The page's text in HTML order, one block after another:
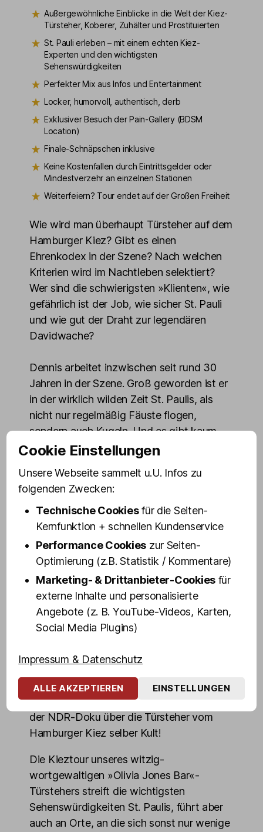
Außergewöhnliche Einblicke in die Welt der Kiez-
Türsteher, Koberer, Zuhälter und Prostituierten
St. Pauli erleben – mit einem echten Kiez-
Experten und den wichtigsten
Sehenswürdigkeiten
Perfekter Mix aus Infos und Entertainment
Locker, humorvoll, authentisch, derb
Exklusiver Besuch der Pain-Gallery (BDSM
Location)
Finale-Schnäpschen inklusive
Keine Kostenfallen durch Eintrittsgelder oder
Mindestverzehr an einzelnen Stationen
Weiterfeiern? Tour endet auf der Großen Freiheit
Wie wird man überhaupt Türsteher auf dem
Hamburger Kiez? Gibt es einen
Ehrenkodex in der Szene? Nach welchen
Kriterien wird im Nachtleben selektiert?
Wer sind die schwierigsten »Klienten«, wie
gefährlich ist der Job, wie sicher St. Pauli
und wie gut der Draht zur legendären
Davidwache?
Dennis arbeitet inzwischen seit rund 30
Jahren in der Szene. Groß geworden ist er
in der wirklich wilden Zeit St. Paulis, als
nicht nur regelmäßig Fäuste flogen,
sondern auch Kugeln. Und es gibt kaum
einen Laden rund um die Reeperbahn, mit
Erfahrungen gemacht hat. Zudem ist
Dennis auch ein echtes Urgestein der
Olivia Jones Familie: Seit 2008 gehört er
dazu, also genau seit dem Jahr, in der
Olivia Jones in der Großen Freiheit ihre
erste Bar eröffnete und damit den
Grundstein für ein kleines Kiez Imperium
legte.
»Früher haben Gäste Dennis gebeten, ein
Foto von mir mit den Gästen zu machen,
heute fragen mich Gäste, ob ich ein Foto
von ihnen mit Dennis schießen kann«,
erzählt Olivia Jones lachend. Kein Wunder,
denn Dennis Schmidt ist spätestens seit
der NDR-Doku über die Türsteher vom
Hamburger Kiez selber Kult!
Die Kieztour unseres witzig-
wortgewaltigen »Olivia Jones Bar«-
Türstehers streift die wichtigsten
Sehenswürdigkeiten St. Paulis, führt aber
auch an Orte, an die sich sonst nur wenige
Cookie Einstellungen
Unsere Webseite sammelt u.U. Infos zu
folgenden Zwecken:
Technische Cookiesfür die Seiten-
Kernfunktion + schnellen Kundenservice
Performance Cookies zur Seiten-
Optimierung (z.B. Statistik / Kommentare)
Marketing- & Drittanbieter-Cookies für
externe Inhalte und personalisierte
Angebote (z. B. YouTube-Videos, Karten,
Social Media Plugins)
Impressum & Datenschutz
ALLE AKZEPTIEREN EINSTELLUNGEN